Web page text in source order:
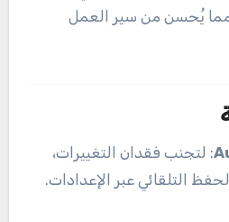
مما يُحسن من سير العمل
: لتجنب فقدان التغييرات،
التلقائي عبر الإعدادات.